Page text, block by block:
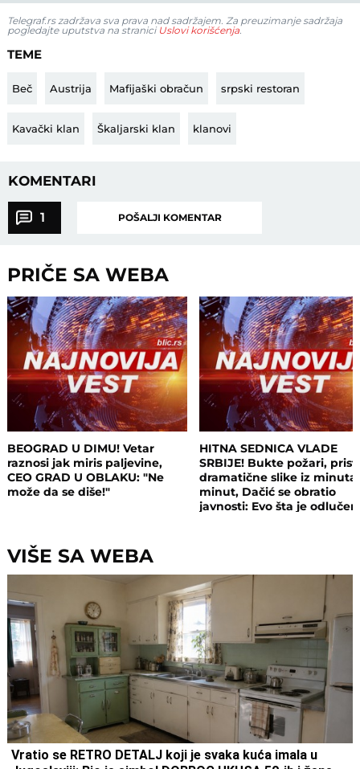
Telegraf.rs zadržava sva prava nad sadržajem. Za preuzimanje sadržaja
pogledajte uputstva na stranici Uslovi korišćenja.
TEME
Beč Austrija Mafijaški obračun srpski restoran
Kavački klan Škaljarski klan klanovi
KOMENTARI
1 POŠALJI KOMENTAR
PRIČE SA WEBA
BEOGRAD U DIMU! Vetar
raznosi jak miris paljevine,
CEO GRAD U OBLAKU: "Ne
može da se diše!"
HITNA SEDNICA VLADE
SRBIJE! Bukte požari,
dramatične slike iz minuta
minut, Dačić se obratio
javnosti: Evo šta je
VIŠE SA WEBA
Vratio se RETRO DETALJ koji je svaka kuća imala u